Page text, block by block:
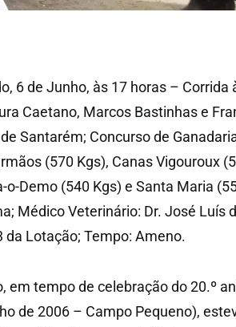
6 de Junho, às 17 horas – Corrida
Caetano, Marcos Bastinhas e
Santarém; Concurso de
(570 Kgs), Canas Vigouroux
o-Demo (540 Kgs) e Santa Maria
Médico Veterinário: Dr. José Luís
da Lotação; Tempo: Ameno.
em tempo de celebração do 20.º
de 2006 – Campo Pequeno),